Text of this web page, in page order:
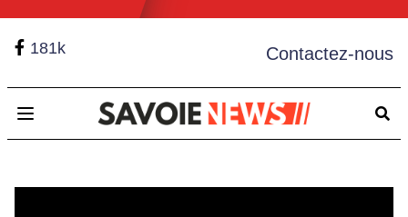
181k Contactez-nous
Open main menu